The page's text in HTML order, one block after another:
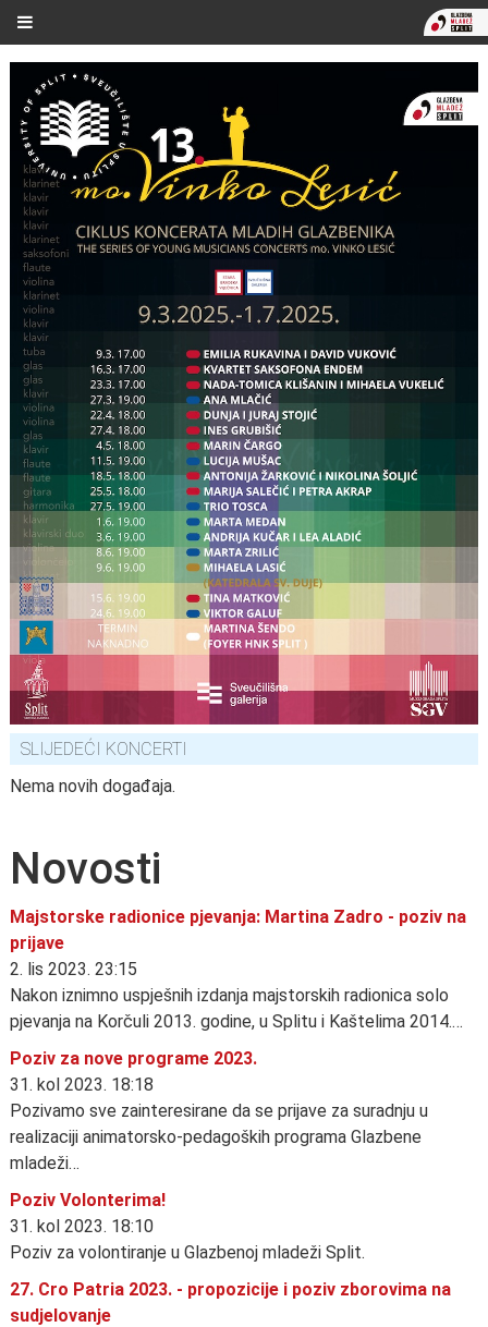
SLIJEDEĆI KONCERTI
Nema novih događaja.
Novosti
Majstorske radionice pjevanja: Martina Zadro - poziv na
prijave
2. lis 2023. 23:15
Nakon iznimno uspješnih izdanja majstorskih radionica solo
pjevanja na Korčuli 2013. godine, u Splitu i Kaštelima 2014.…
Poziv za nove programe 2023.
31. kol 2023. 18:18
Pozivamo sve zainteresirane da se prijave za suradnju u
realizaciji animatorsko-pedagoških programa Glazbene
mladeži…
Poziv Volonterima!
31. kol 2023. 18:10
Poziv za volontiranje u Glazbenoj mladeži Split.
27. Cro Patria 2023. - propozicije i poziv zborovima na
sudjelovanje